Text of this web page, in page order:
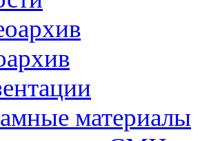
материалы